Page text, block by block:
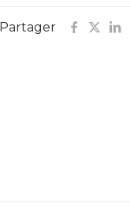
Partager